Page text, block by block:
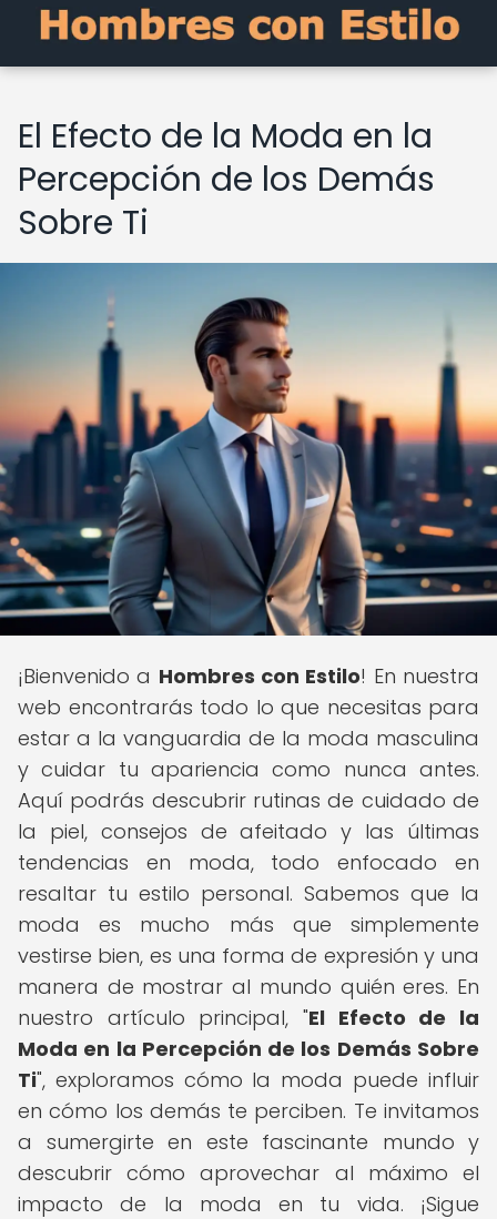
El Efecto de la Moda en la
Percepción de los Demás
Sobre Ti
¡Bienvenido a Hombres con Estilo! En nuestra
web encontrarás todo lo que necesitas para
estar a la vanguardia de la moda masculina
y cuidar tu apariencia como nunca antes.
Aquí podrás descubrir rutinas de cuidado de
la piel, consejos de afeitado y las últimas
tendencias en moda, todo enfocado en
resaltar tu estilo personal. Sabemos que la
moda es mucho más que simplemente
vestirse bien, es una forma de expresión y una
manera de mostrar al mundo quién eres. En
nuestro artículo principal, "El Efecto de la
Moda en la Percepción de los Demás Sobre
Ti", exploramos cómo la moda puede influir
en cómo los demás te perciben. Te invitamos
a sumergirte en este fascinante mundo y
descubrir cómo aprovechar al máximo el
impacto de la moda en tu vida. ¡Sigue